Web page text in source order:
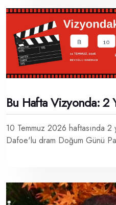
Bu Hafta Vizyonda: 2
10 Temmuz 2026 haftasında
Dafoe'lu dram Doğum Günü